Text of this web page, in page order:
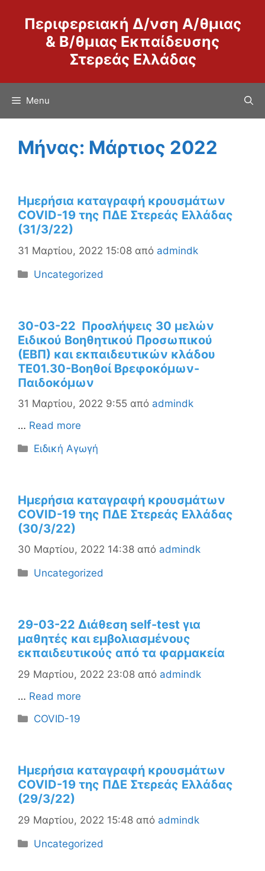
περιεχόμενο
Περιφερειακή Δ/νση Α/θμιας
& Β/θμιας Εκπαίδευσης
Στερεάς Ελλάδας
Menu
Μήνας: Μάρτιος 2022
Ημερήσια καταγραφή κρουσμάτων
COVID-19 της ΠΔΕ Στερεάς Ελλάδας
(31/3/22)
31 Μαρτίου, 2022 15:08 από admindk
Κατηγορίες
Uncategorized
30-03-22 Προσλήψεις 30 μελών
Ειδικού Βοηθητικού Προσωπικού
(ΕΒΠ) και εκπαιδευτικών κλάδου
ΤΕ01.30-Βοηθοί Βρεφοκόμων-
Παιδοκόμων
31 Μαρτίου, 2022 9:55 από admindk
… Read more
Κατηγορίες
Ειδική Αγωγή
Ημερήσια καταγραφή κρουσμάτων
COVID-19 της ΠΔΕ Στερεάς Ελλάδας
(30/3/22)
30 Μαρτίου, 2022 14:38 από admindk
Κατηγορίες
Uncategorized
29-03-22 Διάθεση self-test για
μαθητές και εμβολιασμένους
εκπαιδευτικούς από τα φαρμακεία
29 Μαρτίου, 2022 23:08 από admindk
… Read more
Κατηγορίες
COVID-19
Ημερήσια καταγραφή κρουσμάτων
COVID-19 της ΠΔΕ Στερεάς Ελλάδας
(29/3/22)
29 Μαρτίου, 2022 15:48 από admindk
Κατηγορίες
Uncategorized